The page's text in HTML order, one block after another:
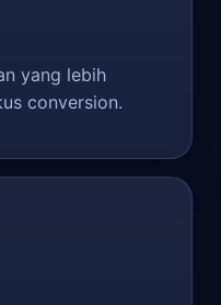
yang lebih
conversion.